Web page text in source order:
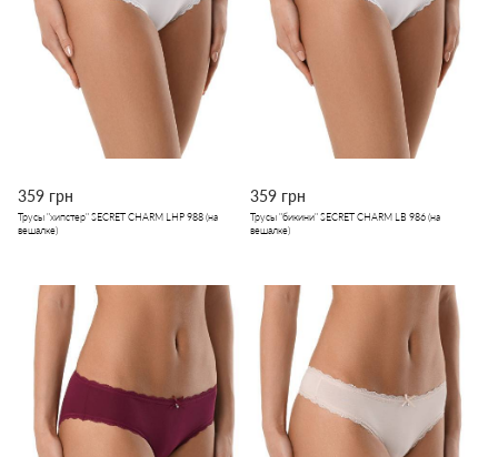
359 грн
Трусы "хипстер" SECRET CHARM LHP 988 (на
вешалке)
359 грн
Трусы "бикини" SECRET CHARM LB 986 (на
вешалке)